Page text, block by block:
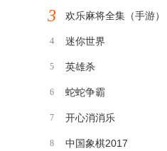
3 欢乐麻将全集（手游）
4 迷你世界
5 英雄杀
6 蛇蛇争霸
7 开心消消乐
8 中国象棋2017